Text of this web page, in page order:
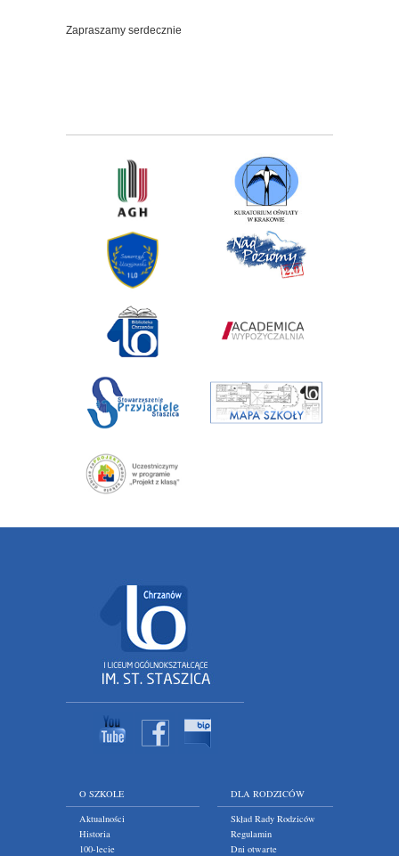
Zapraszamy serdecznie
O SZKOLE
Aktualności
Historia
100-lecie
DLA RODZICÓW
Skład Rady Rodziców
Regulamin
Dni otwarte